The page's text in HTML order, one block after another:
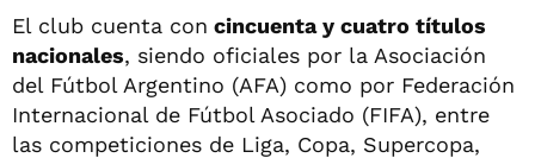
El club cuenta con cincuenta y cuatro títulos
nacionales, siendo oficiales por la Asociación
del Fútbol Argentino (AFA) como por Federación
Internacional de Fútbol Asociado (FIFA), entre
las competiciones de Liga, Copa, Supercopa,